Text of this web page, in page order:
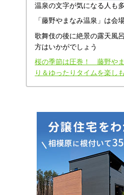
温泉の文字が気になる人も
「藤野やまなみ温泉」は会
歌舞伎の後に絶景の露天風
方はいかがでしょう
桜の季節は圧巻！ 藤野や
り＆ゆったりタイムを楽し